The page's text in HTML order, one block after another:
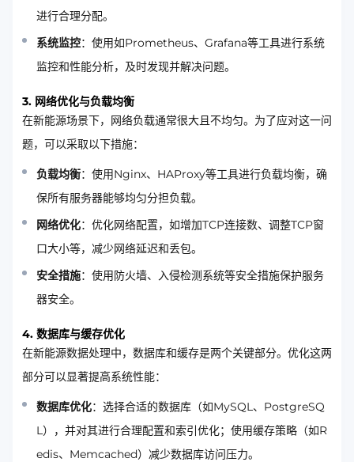
进行合理分配。
系统监控：使用如Prometheus、Grafana等工具进行系统
监控和性能分析，及时发现并解决问题。
3. 网络优化与负载均衡
在新能源场景下，网络负载通常很大且不均匀。为了应对这一问
题，可以采取以下措施：
负载均衡：使用Nginx、HAProxy等工具进行负载均衡，确
保所有服务器能够均匀分担负载。
网络优化：优化网络配置，如增加TCP连接数、调整TCP窗
口大小等，减少网络延迟和丢包。
安全措施：使用防火墙、入侵检测系统等安全措施保护服务
器安全。
4. 数据库与缓存优化
在新能源数据处理中，数据库和缓存是两个关键部分。优化这两
部分可以显著提高系统性能：
数据库优化：选择合适的数据库（如MySQL、PostgreSQ
L），并对其进行合理配置和索引优化；使用缓存策略（如R
edis、Memcached）减少数据库访问压力。